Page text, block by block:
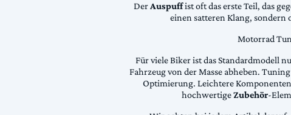
DerAuspuffist oft das erste Teil, das
einen satteren Klang,
Motorrad
Für viele Biker ist das Standardmodell
Fahrzeug von der Masse abheben.
Optimierung. Leichtere
hochwertigeZubehör-